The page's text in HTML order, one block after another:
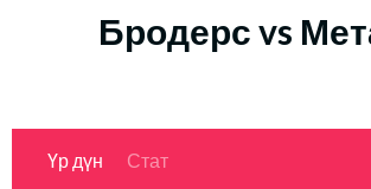
Бродерс vs
Үр дүн Стат